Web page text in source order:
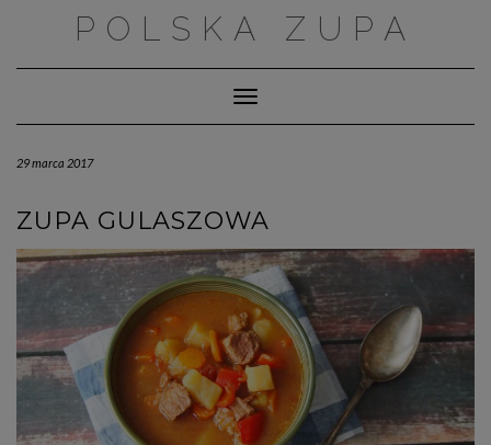
POLSKA ZUPA
Toggle Navigation
29 marca 2017
ZUPA GULASZOWA